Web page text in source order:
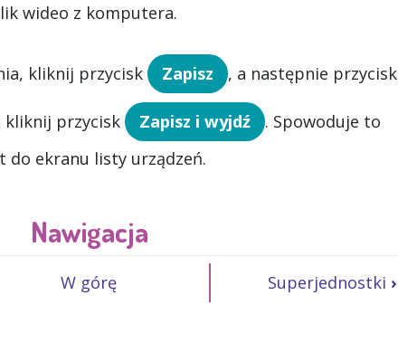
wideo z komputera.
kliknij przycisk Zapisz , a następnie przycisk
kliknij przycisk Zapisz i wyjdź
. Spowoduje to
do ekranu listy urządzeń.
Nawigacja
W górę Superjednostki ›